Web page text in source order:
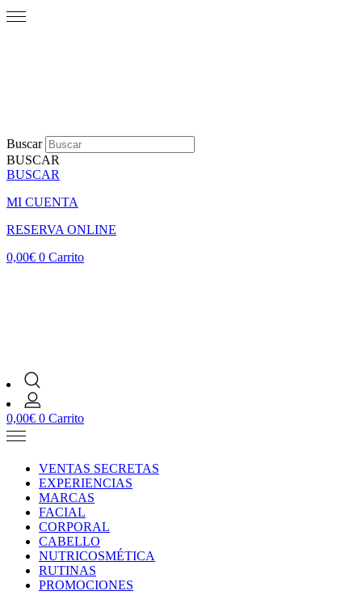
Buscar
BUSCAR
BUSCAR
MI CUENTA
RESERVA ONLINE
0,00€ 0 Carrito
0,00€ 0 Carrito
VENTAS SECRETAS
EXPERIENCIAS
MARCAS
FACIAL
CORPORAL
CABELLO
NUTRICOSMÉTICA
RUTINAS
PROMOCIONES